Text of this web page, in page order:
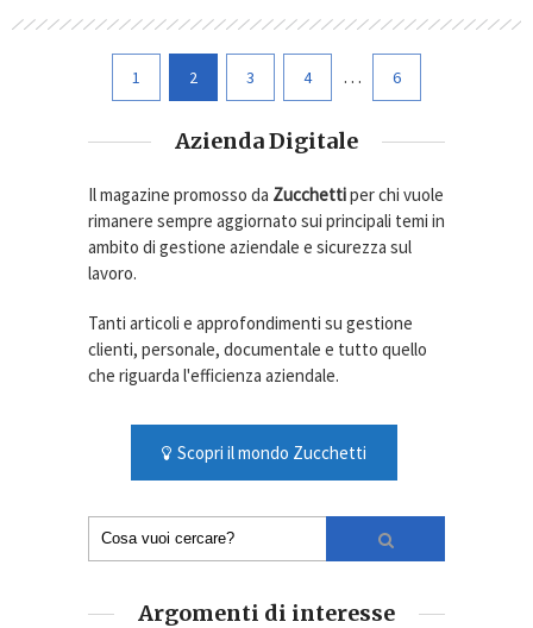
1 2 3 4 … 6
Azienda Digitale
Il magazine promosso da Zucchettiper chi vuole
rimanere sempre aggiornato sui principali temi in
ambito di gestione aziendale e sicurezza sul
lavoro.
Tanti articoli e approfondimenti su gestione
clienti, personale, documentale e tutto quello
che riguarda l'efficienza aziendale.
Scopri il mondo Zucchetti
Argomenti di interesse